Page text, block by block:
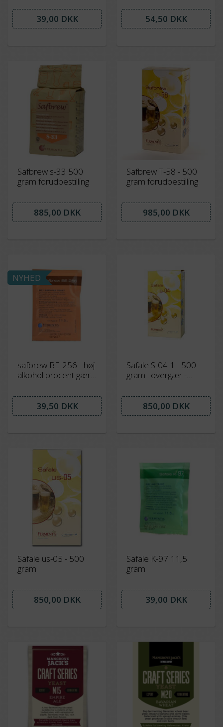
15-20 grader
39,00 DKK
54,50 DKK
Safbrew s-33 500
gram forudbestilling
885,00 DKK
Safbrew T-58 - 500
gram forudbestilling
985,00 DKK
NYHED
safbrew BE-256 - høj
alkohol procent gære
39,50 DKK
Safale S-04 1 - 500
gram . overgær -
850,00 DKK
Safale us-05 - 500
gram
850,00 DKK
Safale K-97 11,5
gram
39,00 DKK